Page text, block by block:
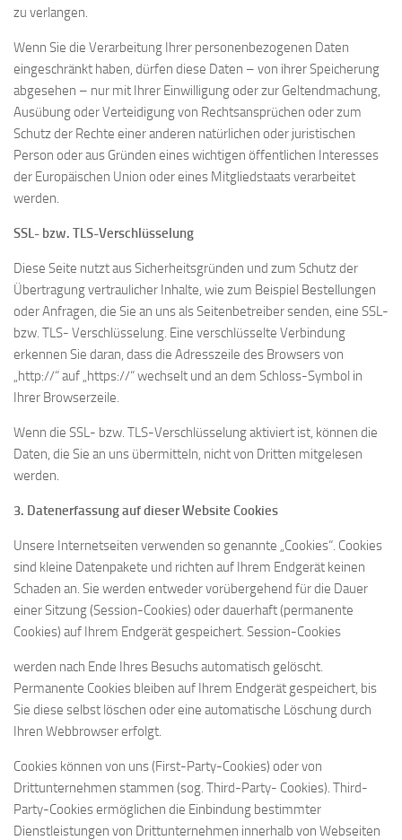
zu verlangen.
Wenn Sie die Verarbeitung Ihrer personenbezogenen Daten
eingeschränkt haben, dürfen diese Daten – von ihrer Speicherung
abgesehen – nur mit Ihrer Einwilligung oder zur Geltendmachung,
Ausübung oder Verteidigung von Rechtsansprüchen oder zum
Schutz der Rechte einer anderen natürlichen oder juristischen
Person oder aus Gründen eines wichtigen öffentlichen Interesses
der Europäischen Union oder eines Mitgliedstaats verarbeitet
werden.
SSL- bzw. TLS-Verschlüsselung
Diese Seite nutzt aus Sicherheitsgründen und zum Schutz der
Übertragung vertraulicher Inhalte, wie zum Beispiel Bestellungen
oder Anfragen, die Sie an uns als Seitenbetreiber senden, eine SSL-
bzw. TLS- Verschlüsselung. Eine verschlüsselte Verbindung
erkennen Sie daran, dass die Adresszeile des Browsers von
„http://“ auf „https://“ wechselt und an dem Schloss-Symbol in
Ihrer Browserzeile.
Wenn die SSL- bzw. TLS-Verschlüsselung aktiviert ist, können die
Daten, die Sie an uns übermitteln, nicht von Dritten mitgelesen
werden.
3. Datenerfassung auf dieser Website Cookies
Unsere Internetseiten verwenden so genannte „Cookies“. Cookies
sind kleine Datenpakete und richten auf Ihrem Endgerät keinen
Schaden an. Sie werden entweder vorübergehend für die Dauer
einer Sitzung (Session-Cookies) oder dauerhaft (permanente
Cookies) auf Ihrem Endgerät gespeichert. Session-Cookies
werden nach Ende Ihres Besuchs automatisch gelöscht.
Permanente Cookies bleiben auf Ihrem Endgerät gespeichert, bis
Sie diese selbst löschen oder eine automatische Löschung durch
Ihren Webbrowser erfolgt.
Cookies können von uns (First-Party-Cookies) oder von
Drittunternehmen stammen (sog. Third-Party- Cookies). Third-
Party-Cookies ermöglichen die Einbindung bestimmter
Dienstleistungen von Drittunternehmen innerhalb von Webseiten